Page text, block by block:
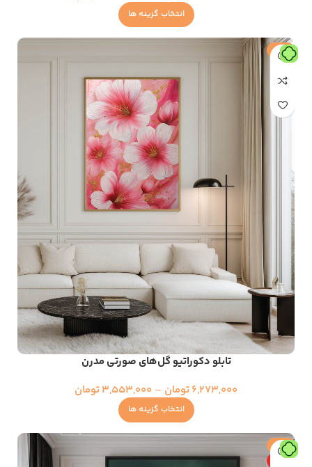
انتخاب گزینه ها
حراج
تابلو دکوراتیو گل‌های صورتی مدرن
6,273,000تومان –
3,553,000تومان
انتخاب گزینه ها
حراج
ویژه